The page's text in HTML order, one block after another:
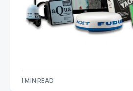
1 MIN READ